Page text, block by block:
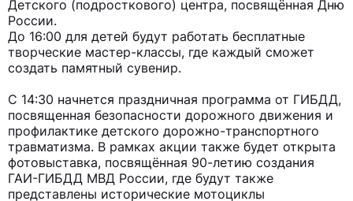
Детского (подросткового) центра, посвящённая Дню
России.
До 16:00 для детей будут работать бесплатные
творческие мастер-классы, где каждый сможет
создать памятный сувенир.
С 14:30 начнется праздничная программа от ГИБДД,
посвященная безопасности дорожного движения и
профилактике детского дорожно-транспортного
травматизма. В рамках акции также будет открыта
фотовыставка, посвящённая 90-летию создания
ГАИ-ГИБДД МВД России, где будут также
представлены исторические мотоциклы
Я ИЩУ: